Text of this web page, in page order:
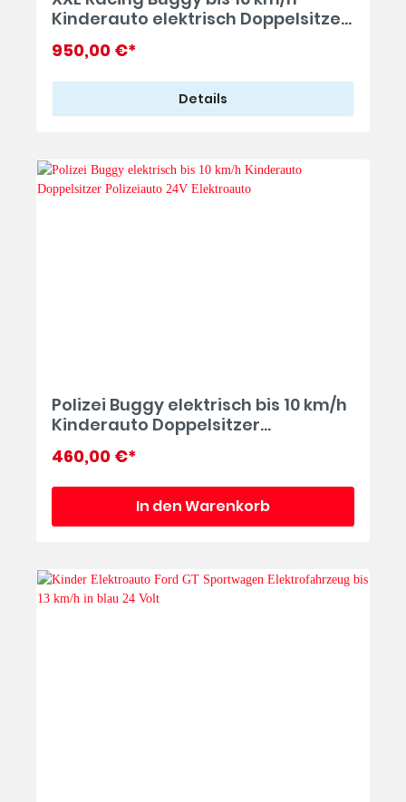
Kinderauto elektrisch Doppelsitzer
mit 100 kg Traglast
950,00 €*
Details
Polizei Buggy elektrisch bis 10 km/h
Kinderauto Doppelsitzer
Polizeiauto 24V Elektroauto
460,00 €*
In den Warenkorb